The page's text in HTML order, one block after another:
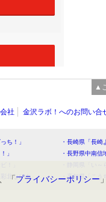
▲
社 金沢ラボ！へのお問い合
ち！」
・長崎県「長崎
」
・長野県中南信
北なび！」 ・高知県「こう
「プライバシーポリシー